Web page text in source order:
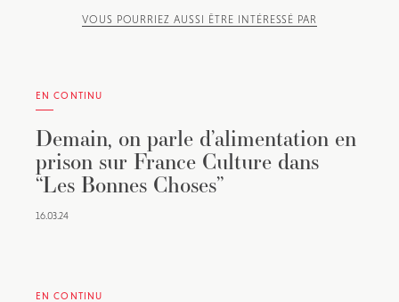
VOUS POURRIEZ AUSSI ÊTRE INTÉRESSÉ PAR
EN CONTINU
Demain, on parle d’alimentation en
prison sur France Culture dans
“Les Bonnes Choses”
16.03.24
EN CONTINU